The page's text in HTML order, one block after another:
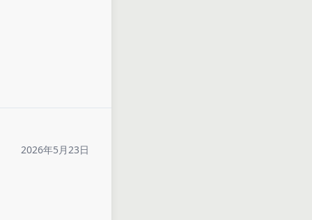
2026年5月23日